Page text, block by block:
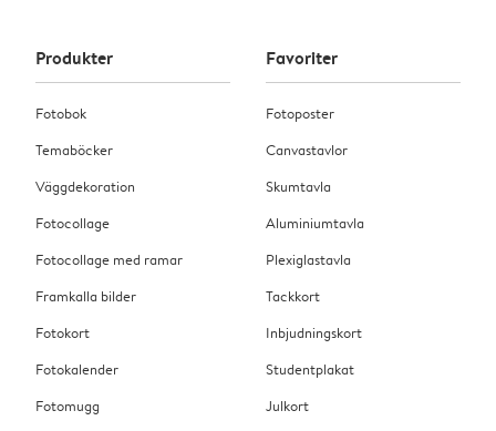
Produkter
Fotobok
Temaböcker
Väggdekoration
Fotocollage
Fotocollage med ramar
Framkalla bilder
Fotokort
Fotokalender
Fotomugg
Favoriter
Fotoposter
Canvastavlor
Skumtavla
Aluminiumtavla
Plexiglastavla
Tackkort
Inbjudningskort
Studentplakat
Julkort